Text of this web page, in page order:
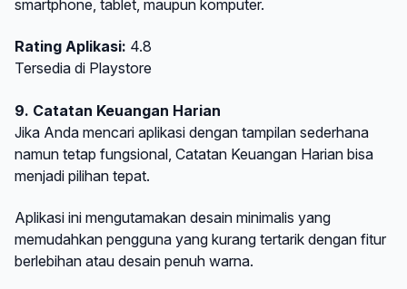
smartphone, tablet, maupun komputer.
Rating Aplikasi: 4.8
Tersedia di Playstore
9. Catatan Keuangan Harian
Jika Anda mencari aplikasi dengan tampilan sederhana
namun tetap fungsional, Catatan Keuangan Harian bisa
menjadi pilihan tepat.
Aplikasi ini mengutamakan desain minimalis yang
memudahkan pengguna yang kurang tertarik dengan fitur
berlebihan atau desain penuh warna.